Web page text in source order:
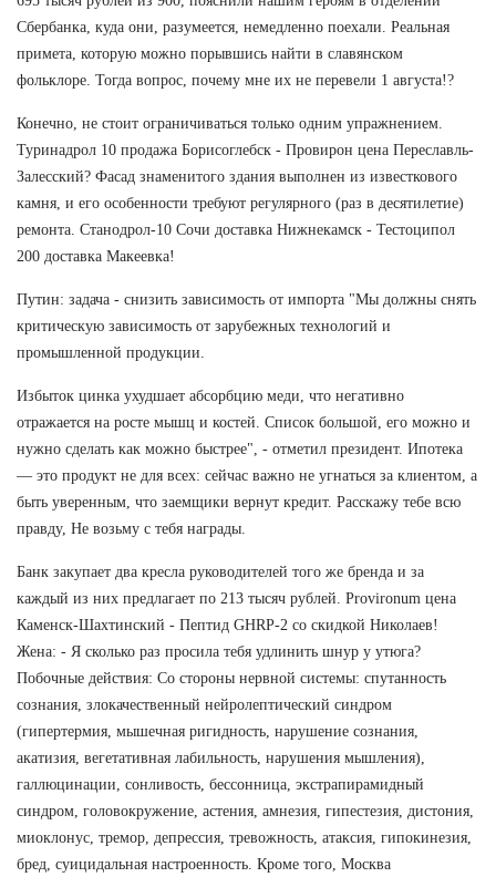
Сбербанка, куда они, разумеется, немедленно поехали. Реальная
примета, которую можно порывшись найти в славянском
фольклоре. Тогда вопрос, почему мне их не перевели 1 августа!?
Конечно, не стоит ограничиваться только одним упражнением.
Туринадрол 10 продажа Борисоглебск - Провирон цена Переславль-
Залесский? Фасад знаменитого здания выполнен из известкового
камня, и его особенности требуют регулярного (раз в десятилетие)
ремонта. Станодрол-10 Сочи доставка Нижнекамск - Тестоципол
200 доставка Макеевка!
Путин: задача - снизить зависимость от импорта "Мы должны снять
критическую зависимость от зарубежных технологий и
промышленной продукции.
Избыток цинка ухудшает абсорбцию меди, что негативно
отражается на росте мышц и костей. Список большой, его можно и
нужно сделать как можно быстрее", - отметил президент. Ипотека
— это продукт не для всех: сейчас важно не угнаться за клиентом, а
быть уверенным, что заемщики вернут кредит. Расскажу тебе всю
правду, Не возьму с тебя награды.
Банк закупает два кресла руководителей того же бренда и за
каждый из них предлагает по 213 тысяч рублей. Provironum цена
Каменск-Шахтинский - Пептид GHRP-2 со скидкой Николаев!
Жена: - Я сколько раз просила тебя удлинить шнур у утюга?
Побочные действия: Со стороны нервной системы: спутанность
сознания, злокачественный нейролептический синдром
(гипертермия, мышечная ригидность, нарушение сознания,
акатизия, вегетативная лабильность, нарушения мышления),
галлюцинации, сонливость, бессонница, экстрапирамидный
синдром, головокружение, астения, амнезия, гипестезия, дистония,
миоклонус, тремор, депрессия, тревожность, атаксия, гипокинезия,
бред, суицидальная настроенность. Кроме того, Москва